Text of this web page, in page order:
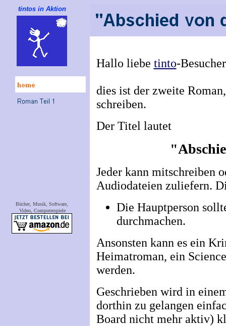
tintos in Aktion
Bücher, Musik, Software,
Video, Computerspiele
Hallo liebe tinto-
dies ist der zweite
schreiben.
Der Titel lautet
Jeder kann mitschreiben
Audiodateien zuliefern.
Die Hauptperson
durchmachen.
Ansonsten kann es ein
Heimatroman, ein
werden.
Geschrieben wird in
dorthin zu gelangen
Board nicht mehr aktiv)